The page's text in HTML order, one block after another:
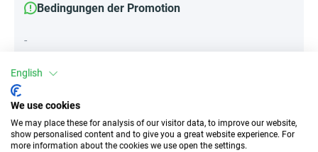
Bedingungen der Promotion
-
Attribute
||Geräte||
Mobile Geräte
Desktop Tablet
English
We use cookies
We may place these for analysis of our visitor data, to improve our website,
show personalised content and to give you a great website experience. For
more information about the cookies we use open the settings.